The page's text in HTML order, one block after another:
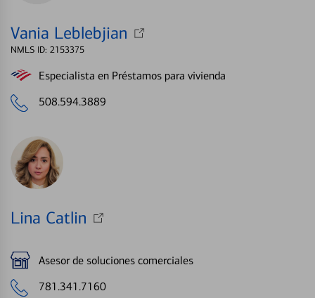
Vania Leblebjian
NMLS ID: 2153375
Especialista en Préstamos para vivienda
508.594.3889
Lina Catlin
Asesor de soluciones comerciales
781.341.7160